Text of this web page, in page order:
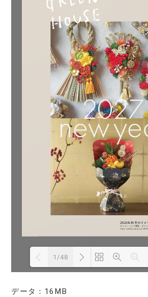
1/48
データ：16MB